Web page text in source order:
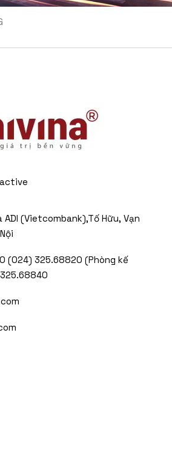
ADI (Vietcombank),Tố Hữu, Vạn
(024) 325.68820 (Phòng kế